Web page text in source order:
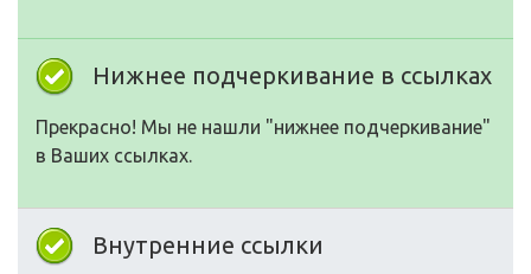
Нижнее подчеркивание в ссылках
Прекрасно! Мы не нашли "нижнее подчеркивание"
в Ваших ссылках.
Внутренние ссылки